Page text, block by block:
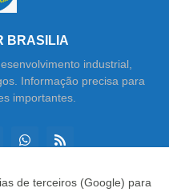
BRASILIA
industrial,
Informação precisa para
importantes.
de terceiros (Google) para